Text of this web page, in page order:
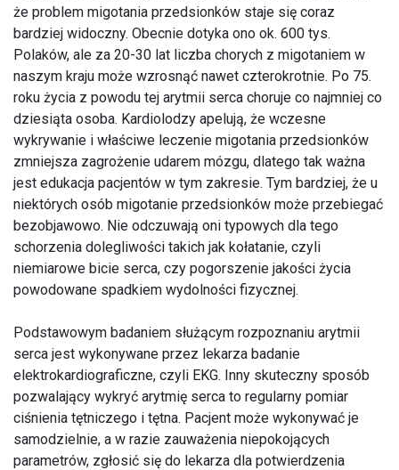
że problem migotania przedsionków staje się coraz
bardziej widoczny. Obecnie dotyka ono ok. 600 tys.
Polaków, ale za 20-30 lat liczba chorych z migotaniem w
naszym kraju może wzrosnąć nawet czterokrotnie. Po 75.
roku życia z powodu tej arytmii serca choruje co najmniej co
dziesiąta osoba. Kardiolodzy apelują, że wczesne
wykrywanie i właściwe leczenie migotania przedsionków
zmniejsza zagrożenie udarem mózgu, dlatego tak ważna
jest edukacja pacjentów w tym zakresie. Tym bardziej, że u
niektórych osób migotanie przedsionków może przebiegać
bezobjawowo. Nie odczuwają oni typowych dla tego
schorzenia dolegliwości takich jak kołatanie, czyli
niemiarowe bicie serca, czy pogorszenie jakości życia
powodowane spadkiem wydolności fizycznej.
Podstawowym badaniem służącym rozpoznaniu arytmii
serca jest wykonywane przez lekarza badanie
elektrokardiograficzne, czyli EKG. Inny skuteczny sposób
pozwalający wykryć arytmię serca to regularny pomiar
ciśnienia tętniczego i tętna. Pacjent może wykonywać je
samodzielnie, a w razie zauważenia niepokojących
parametrów, zgłosić się do lekarza dla potwierdzenia